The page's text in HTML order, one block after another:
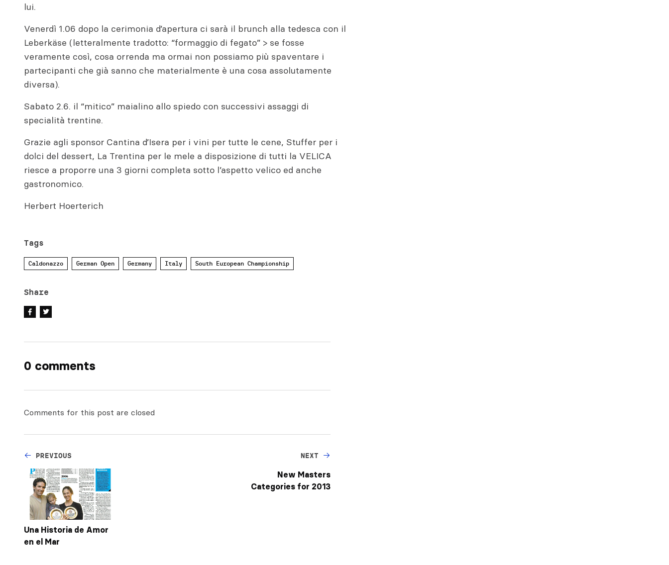
lui.
Venerdì 1.06 dopo la cerimonia d’apertura ci sarà il brunch alla tedesca con il
Leberkäse (letteralmente tradotto: “formaggio di fegato” > se fosse
veramente così, cosa orrenda ma ormai non possiamo più spaventare i
partecipanti che già sanno che materialmente è una cosa assolutamente
diversa).
Sabato 2.6. il “mitico” maialino allo spiedo con successivi assaggi di
specialità trentine.
Grazie agli sponsor Cantina d’Isera per i vini per tutte le cene, Stuffer per i
dolci del dessert, La Trentina per le mele a disposizione di tutti la VELICA
riesce a proporre una 3 giorni completa sotto l’aspetto velico ed anche
gastronomico.
Herbert Hoerterich
Tags
Caldonazzo German Open Germany Italy South European Championship
Share
0 comments
Comments for this post are closed
PREVIOUS
Una Historia de Amor
en el Mar
NEXT
New Masters
Categories for 2013